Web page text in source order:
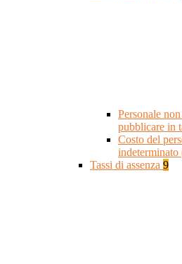
Personale
pubblicare in
Costo del
indeterminato
Tassi di assenza 9